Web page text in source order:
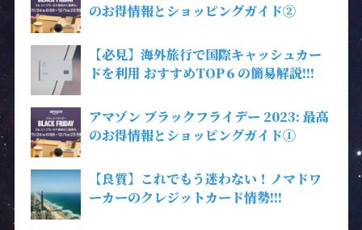
のお得情報とショッピングガイド②
【必見】海外旅行で国際キャッシュカー
ドを利用 おすすめTOP６の簡易解説!!!
アマゾン ブラックフライデー 2023: 最高
のお得情報とショッピングガイド①
【良質】これでもう迷わない！ノマドワ
ーカーのクレジットカード情勢!!!